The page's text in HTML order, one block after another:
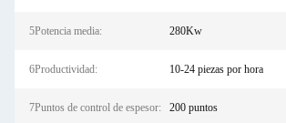
5Potencia media: 280Kw
6Productividad: 10-24 piezas por hora
7Puntos de control de espesor: 200 puntos